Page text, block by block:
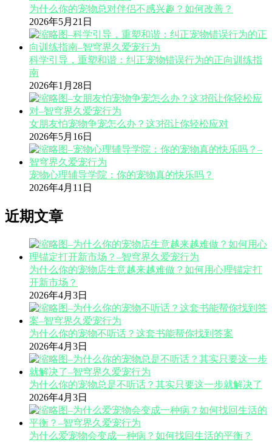
为什么你的宠物总对伴侣不感兴趣？如何改善？
2026年5月21日
科学引导，重塑和谐：纠正宠物错误行为的正向训练指
南
2026年1月28日
女朋友怕宠物争宠怎么办？这3招让你轻松应对
2026年5月16日
宠物心理辅导学院：你的宠物真的快乐吗？
2026年4月11日
近期文章
为什么你的宠物店生意越来越难做？如何用心理锚定打
开新市场？
2026年4月3日
为什么你的宠物不听话？这套书能帮你找到答案
2026年4月3日
为什么你的宠物总是不听话？其实只要这一步就解决了
2026年4月3日
为什么爱宠物会变成一种病？如何找回生活的平衡？